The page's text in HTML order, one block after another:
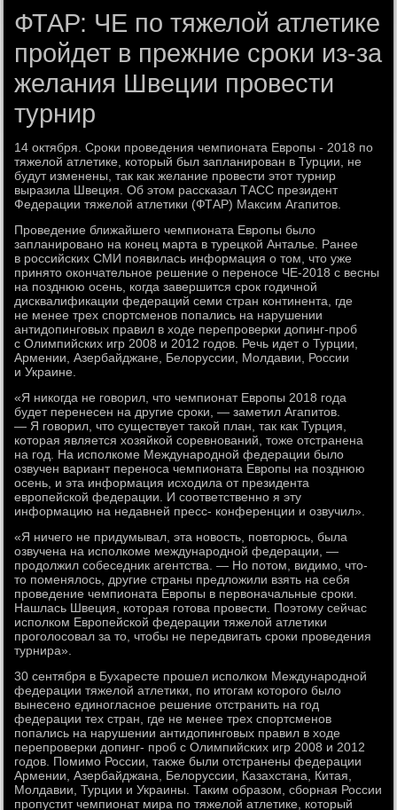
ФТАР: ЧЕ по тяжелой атлетике
пройдет в прежние сроки из-за
желания Швеции провести
турнир
14 октября. Сроки проведения чемпионата Европы - 2018 по
тяжелой атлетике, который был запланирован в Турции, не
будут изменены, так как желание провести этот турнир
выразила Швеция. Об этом рассказал ТАСС президент
Федерации тяжелой атлетики (ФТАР) Максим Агапитов.
Проведение ближайшего чемпионата Европы было
запланировано на конец марта в турецкой Анталье. Ранее
в российских СМИ появилась информация о том, что уже
принято окончательное решение о переносе ЧЕ-2018 с весны
на позднюю осень, когда завершится срок годичной
дисквалификации федераций семи стран континента, где
не менее трех спортсменов попались на нарушении
антидопинговых правил в ходе перепроверки допинг-проб
с Олимпийских игр 2008 и 2012 годов. Речь идет о Турции,
Армении, Азербайджане, Белоруссии, Молдавии, России
и Украине.
«Я никогда не говорил, что чемпионат Европы 2018 года
будет перенесен на другие сроки, — заметил Агапитов.
— Я говорил, что существует такой план, так как Турция,
которая является хозяйкой соревнований, тоже отстранена
на год. На исполкоме Международной федерации было
озвучен вариант переноса чемпионата Европы на позднюю
осень, и эта информация исходила от президента
европейской федерации. И соответственно я эту
информацию на недавней пресс- конференции и озвучил».
«Я ничего не придумывал, эта новость, повторюсь, была
озвучена на исполкоме международной федерации, —
продолжил собеседник агентства. — Но потом, видимо, что-
то поменялось, другие страны предложили взять на себя
проведение чемпионата Европы в первоначальные сроки.
Нашлась Швеция, которая готова провести. Поэтому сейчас
исполком Европейской федерации тяжелой атлетики
проголосовал за то, чтобы не передвигать сроки проведения
турнира».
30 сентября в Бухаресте прошел исполком Международной
федерации тяжелой атлетики, по итогам которого было
вынесено единогласное решение отстранить на год
федерации тех стран, где не менее трех спортсменов
попались на нарушении антидопинговых правил в ходе
перепроверки допинг- проб с Олимпийских игр 2008 и 2012
годов. Помимо России, также были отстранены федерации
Армении, Азербайджана, Белоруссии, Казахстана, Китая,
Молдавии, Турции и Украины. Таким образом, сборная России
пропустит чемпионат мира по тяжелой атлетике, который